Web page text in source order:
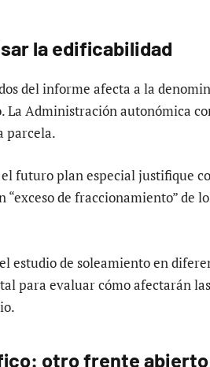
la edificabilidad
del informe afecta a la
Administración autonómica
parcela.
futuro plan especial justifique
de fraccionamiento” de
estudio de soleamiento en
para evaluar cómo afectarán
otro frente abierto